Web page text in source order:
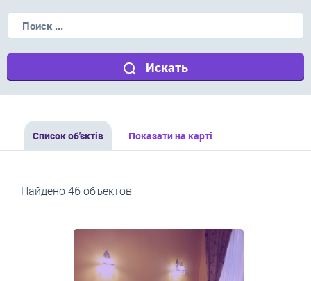
Искать
Список об'єктів Показати на карті
Найдено 46 объектов